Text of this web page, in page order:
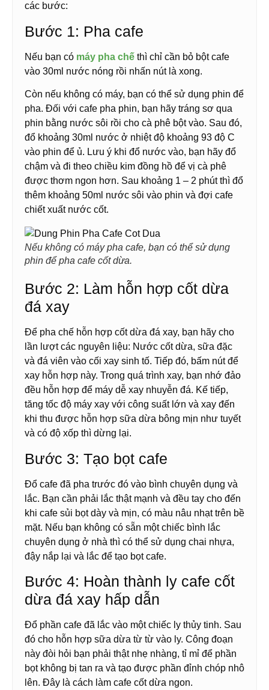
các bước:
Bước 1: Pha cafe
Nếu bạn có máy pha chế thì chỉ cần bỏ bột cafe
vào 30ml nước nóng rồi nhấn nút là xong.
Còn nếu không có máy, bạn có thể sử dụng phin để
pha. Đối với cafe pha phin, bạn hãy tráng sơ qua
phin bằng nước sôi rồi cho cà phê bột vào. Sau đó,
đổ khoảng 30ml nước ở nhiệt độ khoảng 93 độ C
vào phin để ủ. Lưu ý khi đổ nước vào, bạn hãy đổ
chậm và đi theo chiều kim đồng hồ để vị cà phê
được thơm ngon hơn. Sau khoảng 1 – 2 phút thì đổ
thêm khoảng 50ml nước sôi vào phin và đợi cafe
chiết xuất nước cốt.
Nếu không có máy pha cafe, bạn có thể sử dụng
phin để pha cafe cốt dừa.
Bước 2: Làm hỗn hợp cốt dừa
đá xay
Để pha chế hỗn hợp cốt dừa đá xay, bạn hãy cho
lần lượt các nguyên liệu: Nước cốt dừa, sữa đặc
và đá viên vào cối xay sinh tố. Tiếp đó, bấm nút để
xay hỗn hợp này. Trong quá trình xay, bạn nhớ đảo
đều hỗn hợp để máy dễ xay nhuyễn đá. Kế tiếp,
tăng tốc độ máy xay với công suất lớn và xay đến
khi thu được hỗn hợp sữa dừa bông mịn như tuyết
và có độ xốp thì dừng lại.
Bước 3: Tạo bọt cafe
Đổ cafe đã pha trước đó vào bình chuyên dụng và
lắc. Bạn cần phải lắc thật mạnh và đều tay cho đến
khi cafe sủi bọt dày và mịn, có màu nâu nhạt trên bề
mặt. Nếu bạn không có sẵn một chiếc bình lắc
chuyên dụng ở nhà thì có thể sử dụng chai nhựa,
đậy nắp lại và lắc để tạo bọt cafe.
Bước 4: Hoàn thành ly cafe cốt
dừa đá xay hấp dẫn
Đổ phần cafe đã lắc vào một chiếc ly thủy tinh. Sau
đó cho hỗn hợp sữa dừa từ từ vào ly. Công đoạn
này đòi hỏi bạn phải thật nhẹ nhàng, tỉ mỉ để phần
bọt không bị tan ra và tạo được phần đỉnh chóp nhô
lên. Đây là cách làm cafe cốt dừa ngon.